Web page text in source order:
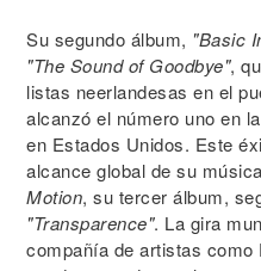
Su segundo álbum, "Basic
"The Sound of Goodbye",
listas neerlandesas en el
alcanzó el número uno en
en Estados Unidos. Este
alcance global de su
Motion, su tercer álbum,
"Transparence". La gira
compañía de artistas como